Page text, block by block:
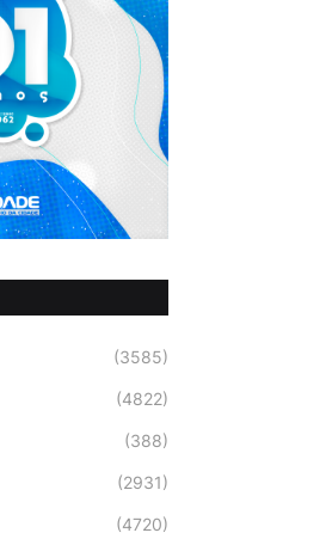
(3585)
(4822)
(388)
(2931)
(4720)